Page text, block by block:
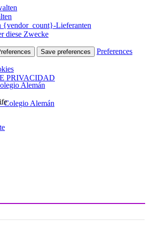
{vendor_count}-Lieferanten
diese Zwecke
Save preferences Preferences
PRIVACIDAD
Alemán